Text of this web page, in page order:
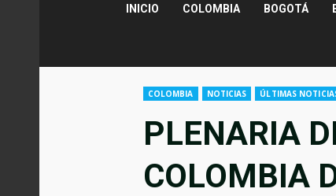
INICIO COLOMBIA BOGOTÁ
COLOMBIA NOTICIAS ÚLTIMAS
PLENARIA
COLOMBIA